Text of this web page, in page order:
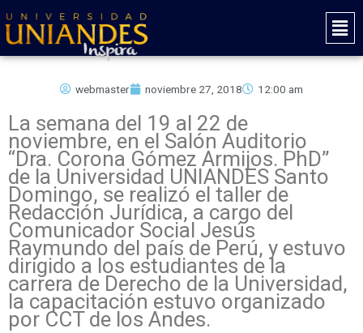
al
contenido
Main
webmaster noviembre 27, 2018 12:00 am
La semana del 19 al 22 de
noviembre, en el Salón Auditorio
“Dra. Corona Gómez Armijos. PhD”
de la Universidad UNIANDES Santo
Domingo, se realizó el taller de
Redacción Jurídica, a cargo del
Comunicador Social Jesús
Raymundo del país de Perú, y estuvo
dirigido a los estudiantes de la
carrera de Derecho de la Universidad,
la capacitación estuvo organizado
por CCT de los Andes.